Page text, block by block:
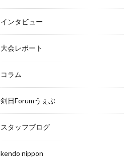
インタビュー
大会レポート
コラム
剣日Forumうぇぶ
スタッフブログ
kendo nippon